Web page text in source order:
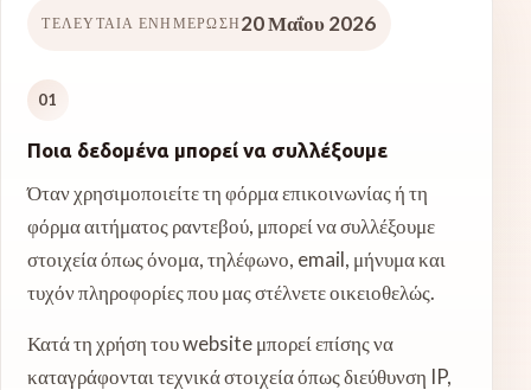
ΤΕΛΕΥΤΑΊΑ ΕΝΗΜΈΡΩΣΗ 20 Μαΐου 2026
01
Ποια δεδομένα μπορεί να συλλέξουμε
Όταν χρησιμοποιείτε τη φόρμα επικοινωνίας ή τη
φόρμα αιτήματος ραντεβού, μπορεί να συλλέξουμε
στοιχεία όπως όνομα, τηλέφωνο, email, μήνυμα και
τυχόν πληροφορίες που μας στέλνετε οικειοθελώς.
Κατά τη χρήση του website μπορεί επίσης να
καταγράφονται τεχνικά στοιχεία όπως διεύθυνση IP,